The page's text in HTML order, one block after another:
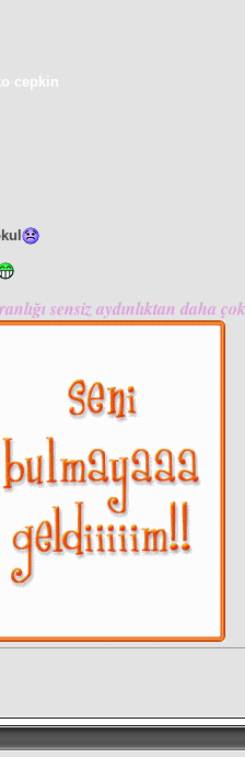
cepkin
sensiz aydınlıktan daha